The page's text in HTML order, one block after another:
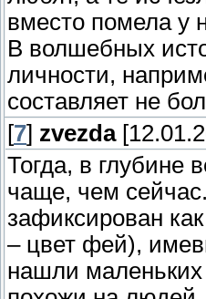
вместо помела у
В волшебных
личности,
составляет не
[7] zvezda
Тогда, в глубине
чаще, чем
зафиксирован
– цвет фей),
нашли